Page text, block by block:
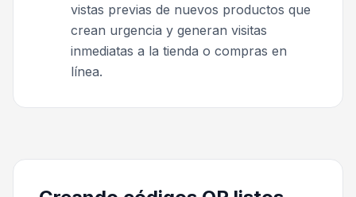
vistas previas de nuevos productos que
crean urgencia y generan visitas
inmediatas a la tienda o compras en
línea.